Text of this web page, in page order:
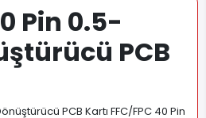
Pin 0.5-
PCB
PCB Kartı FFC/FPC 40 Pin